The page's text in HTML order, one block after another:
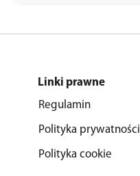
Linki prawne
Regulamin
Polityka prywatności
Polityka cookie